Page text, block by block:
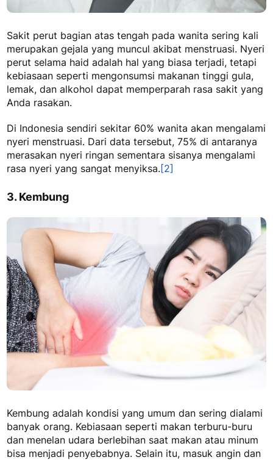
Sakit perut bagian atas tengah pada wanita sering kali
merupakan gejala yang muncul akibat menstruasi. Nyeri
perut selama haid adalah hal yang biasa terjadi, tetapi
kebiasaan seperti mengonsumsi makanan tinggi gula,
lemak, dan alkohol dapat memperparah rasa sakit yang
Anda rasakan.
Di Indonesia sendiri sekitar 60% wanita akan mengalami
nyeri menstruasi. Dari data tersebut, 75% di antaranya
merasakan nyeri ringan sementara sisanya mengalami
rasa nyeri yang sangat menyiksa.[2]
3. Kembung
Kembung adalah kondisi yang umum dan sering dialami
banyak orang. Kebiasaan seperti makan terburu-buru
dan menelan udara berlebihan saat makan atau minum
bisa menjadi penyebabnya. Selain itu, masuk angin dan